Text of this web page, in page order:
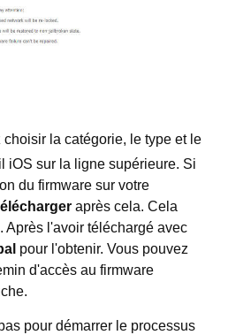
choisir la catégorie, le type et le
iOS sur la ligne supérieure. Si
du firmware sur votre
après cela. Cela
Après l'avoir téléchargé avec
pour l'obtenir. Vous pouvez
d'accès au firmware
pour démarrer le processus